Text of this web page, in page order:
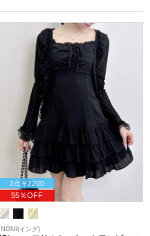
2点￥2200
55％OFF
INGNI(イング)